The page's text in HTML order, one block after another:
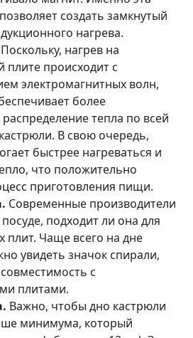
создать замкнутый
нагрева.
Поскольку, нагрев на
плите происходит с
электромагнитных волн,
более
тепла по всей
В свою очередь,
быстрее нагреваться и
что положительно
приготовления пищи.
Современные производители
подходит ли она для
плит. Чаще всего на дне
увидеть значок спирали,
с
плитами.
Важно, чтобы дно кастрюли
минимума, который